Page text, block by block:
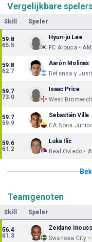
Vergelijkbare
Skill Speler
59.8
65.5
Hyun-ju Lee
FC Arouca •
59.8
62.7
Aarón Molinas
Defensa y
59.7
73.0
Isaac Price
West Bromwich
59.7
59.9
Sebastián Villa
CA Boca
59.6
61.2
Luka Ilic
Real Oviedo •
Teamgenoten
Skill Speler
56.4
61.3
Zeidane
Swansea City •